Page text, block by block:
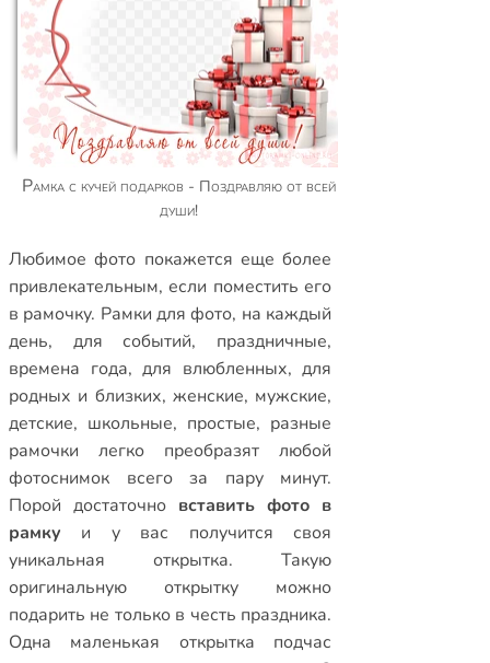
Рамка с кучей подарков - Поздравляю от всей
души!
Любимое фото покажется еще более
привлекательным, если поместить его
в рамочку. Рамки для фото, на каждый
день, для событий, праздничные,
времена года,для влюбленных,для
родных и близких, женские, мужские,
детские, школьные, простые, разные
рамочки легко преобразят любой
фотоснимок всего за пару минут.
Порой достаточно вставить фото в
рамку и у вас получится своя
уникальная открытка. Такую
оригинальную открытку можно
подарить не только в честь праздника.
Одна маленькая открытка подчас